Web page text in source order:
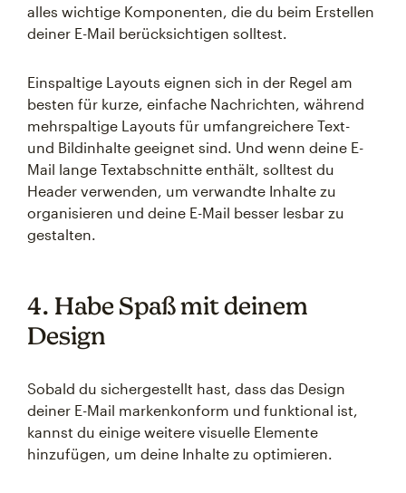
alles wichtige Komponenten, die du beim Erstellen
deiner E-Mail berücksichtigen solltest.
Einspaltige Layouts eignen sich in der Regel am
besten für kurze, einfache Nachrichten, während
mehrspaltige Layouts für umfangreichere Text-
und Bildinhalte geeignet sind. Und wenn deine E-
Mail lange Textabschnitte enthält, solltest du
Header verwenden, um verwandte Inhalte zu
organisieren und deine E-Mail besser lesbar zu
gestalten.
4. Habe Spaß mit deinem
Design
Sobald du sichergestellt hast, dass das Design
deiner E-Mail markenkonform und funktional ist,
kannst du einige weitere visuelle Elemente
hinzufügen, um deine Inhalte zu optimieren.